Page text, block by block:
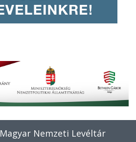
Magyar Nemzeti Levéltár